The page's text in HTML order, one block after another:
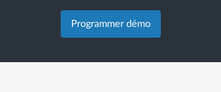
Programmer démo